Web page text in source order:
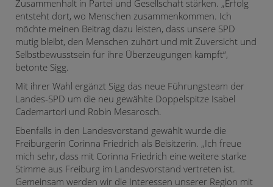
Zusammenhalt in Partei und Gesellschaft stärken. „Erfolg
entsteht dort, wo Menschen zusammenkommen. Ich
möchte meinen Beitrag dazu leisten, dass unsere SPD
mutig bleibt, den Menschen zuhört und mit Zuversicht und
Selbstbewusstsein für ihre Überzeugungen kämpft“,
betonte Sigg.
Mit ihrer Wahl ergänzt Sigg das neue Führungsteam der
Landes-SPD um die neu gewählte Doppelspitze Isabel
Cademartori und Robin Mesarosch.
Ebenfalls in den Landesvorstand gewählt wurde die
Freiburgerin Corinna Friedrich als Beisitzerin. „Ich freue
mich sehr, dass mit Corinna Friedrich eine weitere starke
Stimme aus Freiburg im Landesvorstand vertreten ist.
Gemeinsam werden wir die Interessen unserer Region mit